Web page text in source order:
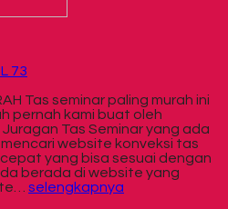
73
Tas seminar paling murah ini
pernah kami buat oleh
Tas Seminar yang ada
website konveksi tas
yang bisa sesuai dengan
berada di website yang
selengkapnya